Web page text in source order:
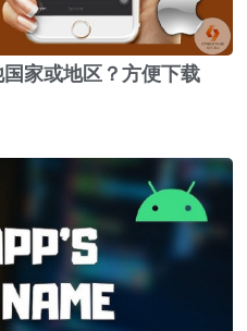
家或地区？方便下载